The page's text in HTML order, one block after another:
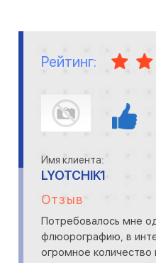
Рейтинг:
Имя клиента:
LYOTCHIK1
Отзыв
Потребовалось мне
флюорографию, в
огромное количество